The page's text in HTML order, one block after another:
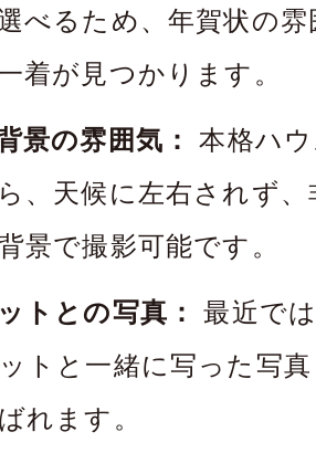
べるため、年賀状の
着が見つかります。
景の雰囲気： 本格ハ
、天候に左右されず
景で撮影可能です。
トとの写真： 最近で
トと一緒に写った写
れます。